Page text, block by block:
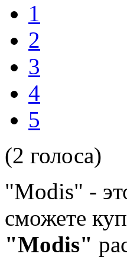
1
2
3
4
5
(2 голоса)
"Modis" -
сможете
"Modis"